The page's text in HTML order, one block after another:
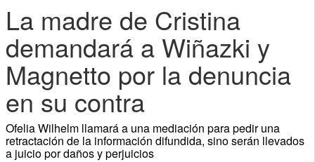
La madre de Cristina
demandará a Wiñazki y
Magnetto por la denuncia
en su contra
Ofelia Wilhelm llamará a una mediación para pedir una
retractación de la información difundida, sino serán llevados
a juicio por daños y perjuicios